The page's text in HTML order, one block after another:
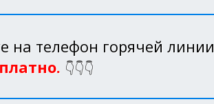
на телефон горячей линии
👇👇👇